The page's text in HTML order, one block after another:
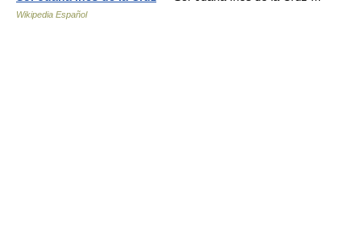
Wikipedia Español